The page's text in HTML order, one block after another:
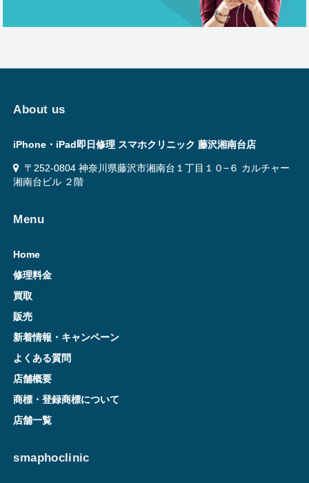
About us
iPhone・iPad即日修理 スマホクリニック 藤沢湘南台店
〒252-0804 神奈川県藤沢市湘南台１丁目１０−６ カルチャー
湘南台ビル ２階
Menu
Home
修理料金
買取
販売
新着情報・キャンペーン
よくある質問
店舗概要
商標・登録商標について
店舗一覧
smaphoclinic